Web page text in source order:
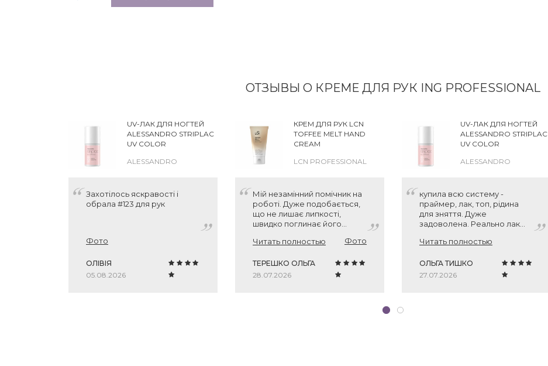
ОТЗЫВЫ О КРЕМЕ ДЛЯ РУК ING PROFESSIONAL
UV-ЛАК ДЛЯ НОГТЕЙ
ALESSANDRO STRIPLAC
UV COLOR
ALESSANDRO
Захотілось яскравості і
обрала #123 для рук
Фото
ОЛІВІЯ
05.08.2026
КРЕМ ДЛЯ РУК LCN
TOFFEE MELT HAND
CREAM
LCN PROFESSIONAL
Мій незамінний помічник на
роботі. Дуже подобається,
що не лишає липкості,
швидко поглинає його
красивий, аромат пахнючий
Читать полностью Фото
ТЕРЕШКО ОЛЬГА
28.07.2026
UV-ЛАК ДЛЯ НОГТЕЙ
ALESSANDRO STRIPLAC
UV COLOR
ALESSANDRO
купила всю систему -
праймер, лак, топ, рідина
для зняття. Дуже
задоволена. Реально лак
ніготь "як новенький" без
звичайного гель-лаку.
Відтінок червоний 174, як я
Читать полностью
ОЛЬГА ТИШКО
27.07.2026